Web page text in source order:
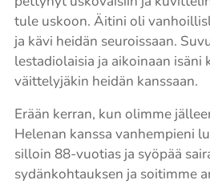
tule uskoon. Äitini oli
ja kävi heidän seuroissaan.
lestadiolaisia ja aikoinaan isäni
väittelyjäkin heidän kanssaan.
Erään kerran, kun olimme
Helenan kanssa vanhempieni
silloin 88-vuotias ja syöpää
sydänkohtauksen ja soitimme